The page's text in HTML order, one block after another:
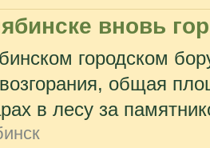
вновь
городском
общая
в лесу за